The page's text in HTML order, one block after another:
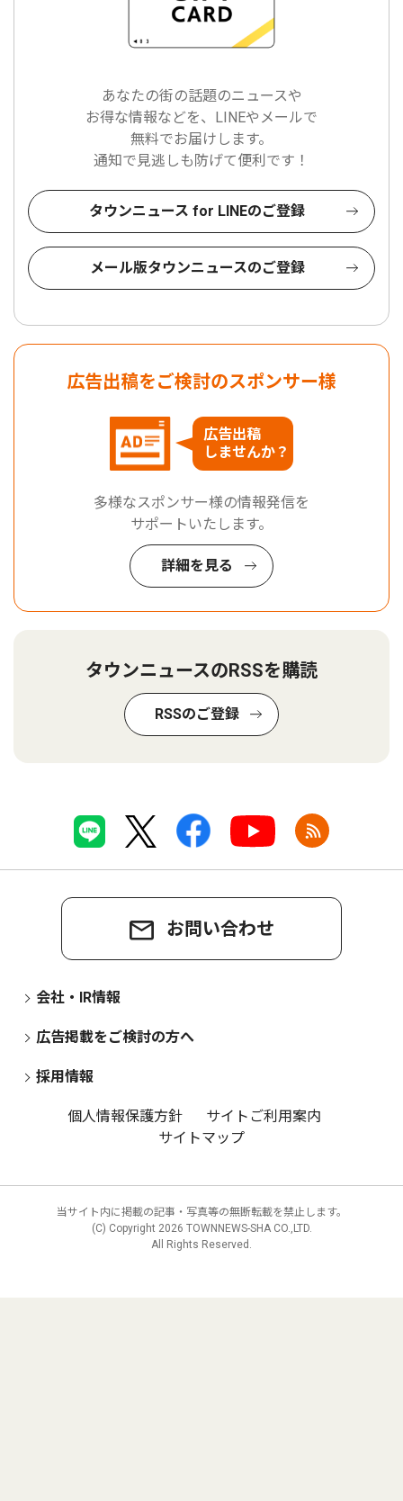
あなたの街の話題のニュースや
お得な情報などを、LINEやメールで
無料でお届けします。
通知で見逃しも防げて便利です！
タウンニュース for LINEのご登録
メール版タウンニュースのご登録
広告出稿をご検討のスポンサー様
広告出稿
しませんか？
多様なスポンサー様の情報発信を
サポートいたします。
詳細を見る
タウンニュースのRSSを購読
RSSのご登録
お問い合わせ
会社・IR情報
広告掲載をご検討の方へ
採用情報
個人情報保護方針
サイトご利用案内
サイトマップ
当サイト内に掲載の記事・写真等の無断転載を禁止します。
(C) Copyright 2026 TOWNNEWS-SHA CO.,LTD.
All Rights Reserved.